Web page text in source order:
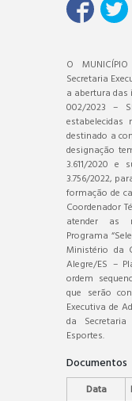
O
Secretaria
a abertura das
002/2023 –
destinado a
designação
3.611/2020 e
3.756/2022,
formação de
Coordenador
atender as
Programa
Ministério da
Alegre/ES –
ordem
que serão
Executiva de
da
Esportes.
Documentos
Data